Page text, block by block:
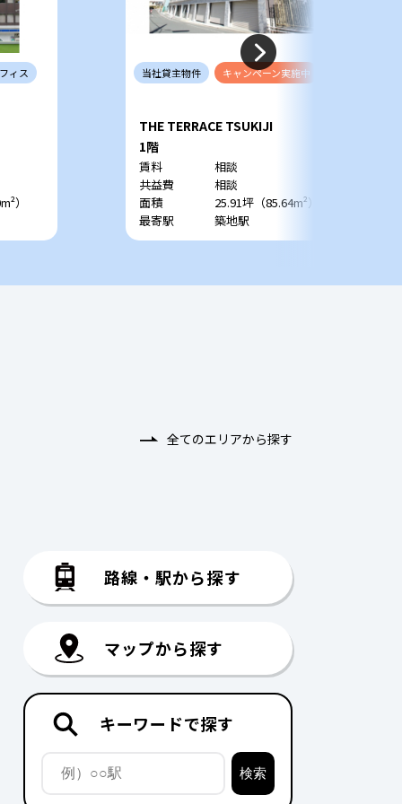
ィス
）
当社貸主物件 キャンペーン実施中
THE TERRACE TSUKIJI
1階
賃料
相談
共益費
相談
面積
25.91坪（85.64m²）
最寄駅
築地駅
全てのエリアから探す
路線・駅から探す
マップから探す
キーワードで探す